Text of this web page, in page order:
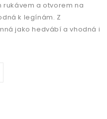
rukávem a otvorem na
k legínám. Z
jako hedvábí a vhodná i